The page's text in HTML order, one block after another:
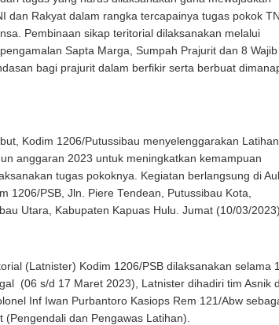
dan Rakyat dalam rangka tercapainya tugas pokok
Pembinaan sikap teritorial dilaksanakan melalui
Sapta Marga, Sumpah Prajurit dan 8 Wajib
bagi prajurit dalam berfikir serta berbuat
Kodim 1206/Putussibau menyelenggarakan Latihan
anggaran 2023 untuk meningkatkan kemampuan
tugas pokoknya. Kegiatan berlangsung di
1206/PSB, Jln. Piere Tendean, Putussibau Kota,
Utara, Kabupaten Kapuas Hulu. Jumat (10/03/2023).
(Latnister) Kodim 1206/PSB dilaksanakan selama
(06 s/d 17 Maret 2023), Latnister dihadiri tim Asnik
Inf Iwan Purbantoro Kasiops Rem 121/Abw
(Pengendali dan Pengawas Latihan).